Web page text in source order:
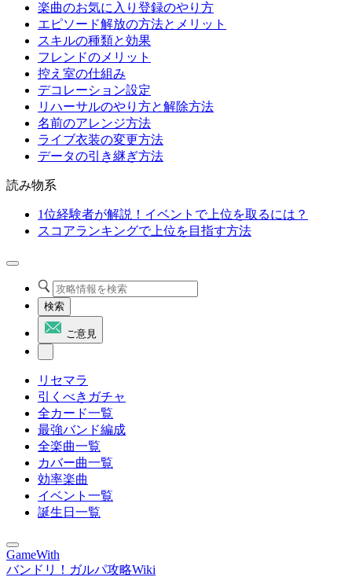
楽曲のお気に入り登録のやり方
エピソード解放の方法とメリット
スキルの種類と効果
フレンドのメリット
控え室の仕組み
デコレーション設定
リハーサルのやり方と解除方法
名前のアレンジ方法
ライブ衣装の変更方法
データの引き継ぎ方法
読み物系
1位経験者が解説！イベントで上位を取るには？
スコアランキングで上位を目指す方法
検索
ご意見
リセマラ
引くべきガチャ
全カード一覧
最強バンド編成
全楽曲一覧
カバー曲一覧
効率楽曲
イベント一覧
誕生日一覧
GameWith
バンドリ！ガルパ攻略Wiki